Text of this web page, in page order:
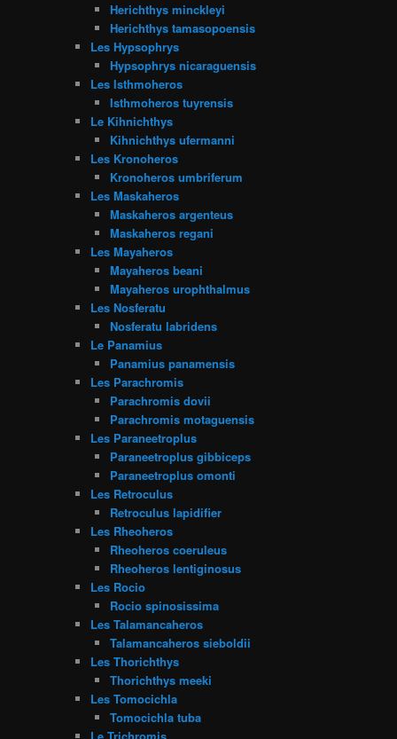
Herichthys minckleyi
Herichthys tamasopoensis
Les Hypsophrys
Hypsophrys nicaraguensis
Les Isthmoheros
Isthmoheros tuyrensis
Le Kihnichthys
Kihnichthys ufermanni
Les Kronoheros
Kronoheros umbriferum
Les Maskaheros
Maskaheros argenteus
Maskaheros regani
Les Mayaheros
Mayaheros beani
Mayaheros urophthalmus
Les Nosferatu
Nosferatu labridens
Le Panamius
Panamius panamensis
Les Parachromis
Parachromis dovii
Parachromis motaguensis
Les Paraneetroplus
Paraneetroplus gibbiceps
Paraneetroplus omonti
Les Retroculus
Retroculus lapidifier
Les Rheoheros
Rheoheros coeruleus
Rheoheros lentiginosus
Les Rocio
Rocio spinosissima
Les Talamancaheros
Talamancaheros sieboldii
Les Thorichthys
Thorichthys meeki
Les Tomocichla
Tomocichla tuba
Le Trichromis